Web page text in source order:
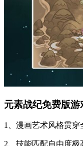
元素战纪免费版游
1、漫画艺术风格贯穿
2、技能匹配自由度极